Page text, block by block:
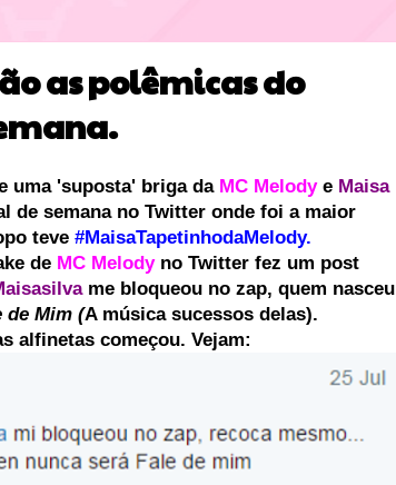
as polêmicas do
uma 'suposta' briga da MC Melodye Maisa
de semana no Twitter onde foi a maior
teve #MaisaTapetinhodaMelody.
de MC Melody no Twitter fez um post
me bloqueou no zap, quem nasceu
de Mim (A música sucessos delas).
alfinetas começou. Vejam: